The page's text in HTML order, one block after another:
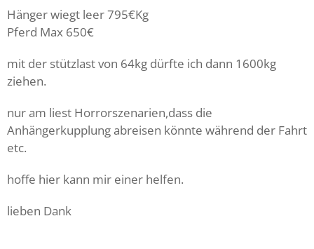
Hänger wiegt leer 795€Kg
Pferd Max 650€
mit der stützlast von 64kg dürfte ich dann 1600kg
ziehen.
nur am liest Horrorszenarien,dass die
Anhängerkupplung abreisen könnte während der Fahrt
etc.
hoffe hier kann mir einer helfen.
lieben Dank